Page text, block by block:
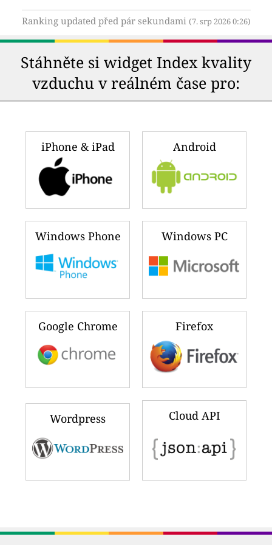
Ranking updated před pár sekundami (7. srp 2026 0:26)
Stáhněte si widget Index kvality
vzduchu v reálném čase pro:
iPhone & iPad Android
Windows Phone Windows PC
Google Chrome Firefox
Wordpress Cloud API